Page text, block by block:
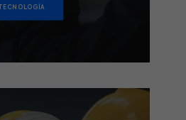
TECNOLOGÍA